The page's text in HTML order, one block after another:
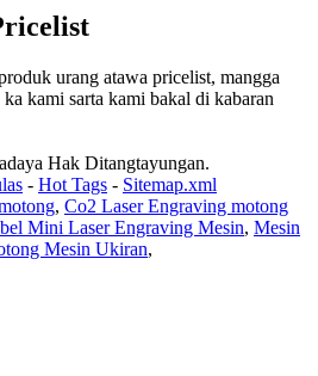
urang atawa pricelist, mangga
kami sarta kami bakal di kabaran
Hak Ditangtayungan.
- Hot Tags - Sitemap.xml
, Co2 Laser Engraving motong
Mini Laser Engraving Mesin, Mesin
Mesin Ukiran,